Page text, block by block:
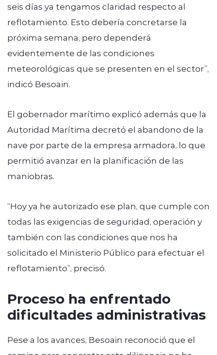
seis días ya tengamos claridad respecto al
reflotamiento. Esto debería concretarse la
próxima semana, pero dependerá
evidentemente de las condiciones
meteorológicas que se presenten en el sector”,
indicó Besoain.
El gobernador marítimo explicó además que la
Autoridad Marítima decretó el abandono de la
nave por parte de la empresa armadora, lo que
permitió avanzar en la planificación de las
maniobras.
“Hoy ya he autorizado ese plan, que cumple con
todas las exigencias de seguridad, operación y
también con las condiciones que nos ha
solicitado el Ministerio Público para efectuar el
reflotamiento”, precisó.
Proceso ha enfrentado
dificultades administrativas
Pese a los avances, Besoain reconoció que el